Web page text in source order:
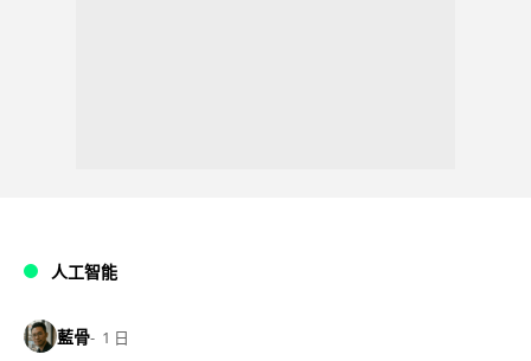
人工智能
藍骨 1 日